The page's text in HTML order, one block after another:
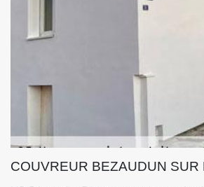
COUVREUR BEZAUDUN SUR